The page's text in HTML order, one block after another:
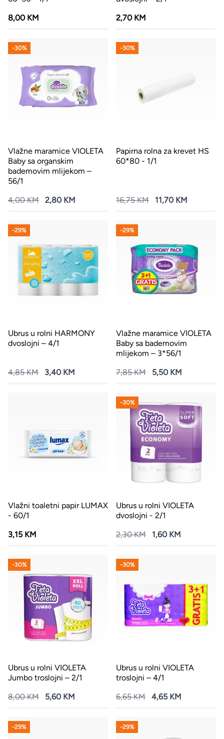
8,00 KM
2,70 KM
Vlažne maramice VIOLETA
Baby sa organskim
bademovim mlijekom –
56/1
4,00 KM
2,80 KM
-30%
Papirna rolna za krevet HS
60*80 - 1/1
16,75 KM 11,70 KM
-30%
Ubrus u rolni HARMONY
dvoslojni – 4/1
4,85 KM 3,40 KM
-29%
Vlažne maramice VIOLETA
Baby sa bademovim
mlijekom – 3*56/1
7,85 KM
5,50 KM
-29%
Vlažni toaletni papir LUMAX
- 60/1
3,15 KM
Ubrus u rolni VIOLETA
dvoslojni - 2/1
2,30 KM
1,60 KM
-30%
Ubrus u rolni VIOLETA
Jumbo troslojni – 2/1
8,00 KM
5,60 KM
-30%
Ubrus u rolni VIOLETA
troslojni – 4/1
6,65 KM
4,65 KM
-30%
-29% -29%